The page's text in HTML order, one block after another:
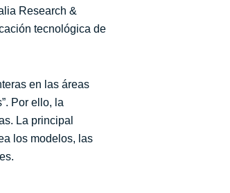
Research &
tecnológica de
en las áreas
Por ello, la
La principal
los modelos, las